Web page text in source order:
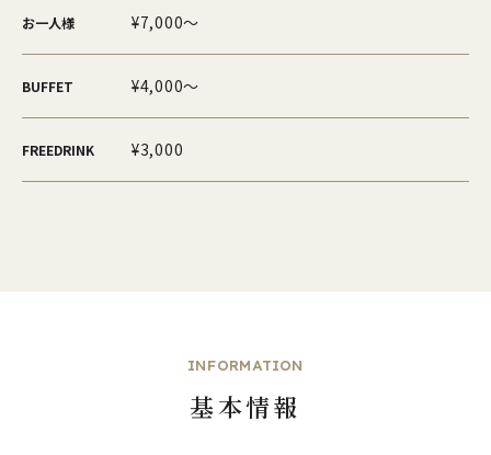
お一人様 ¥7,000～
BUFFET ¥4,000～
FREEDRINK ¥3,000
INFORMATION
基本情報